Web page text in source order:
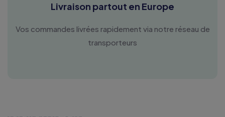
Livraison partout en Europe
Vos commandes livrées rapidement via notre réseau de
transporteurs